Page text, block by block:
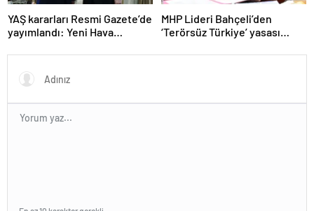
YAŞ kararları Resmi Gazete’de
yayımlandı: Yeni Hava
Orgeneral Rafet Dalkıran
MHP Lideri Bahçeli’den
‘Terörsüz Türkiye’ yasası